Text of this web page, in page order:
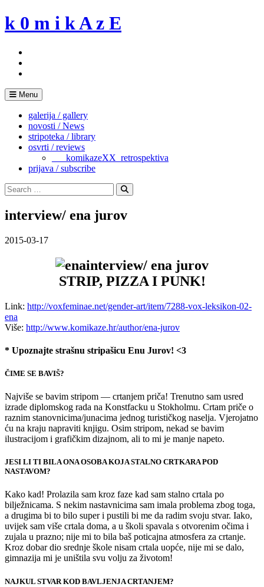
Skip
to
k 0 m i k A z E
Menu
galerija / gallery
novosti / News
stripoteka / library
osvrti / reviews
___komikazeXX_retrospektiva
prijava / subscribe
Search
for:
Search
interview/ ena jurov
2015-03-17
interview/ ena jurov
STRIP, PIZZA I PUNK!
Link: http://voxfeminae.net/gender-art/item/7288-vox-leksikon-02-
ena
Više: http://www.komikaze.hr/author/ena-jurov
* Upoznajte strašnu stripašicu Enu Jurov! <3
ČIME SE BAVIŠ?
Najviše se bavim stripom — crtanjem priča! Trenutno sam usred
izrade diplomskog rada na Konstfacku u Stokholmu. Crtam priče o
raznim stanovnicima/junacima jednog turističkog naselja. Vjerojatno
ću na kraju napraviti knjigu. Osim stripom, nekad se bavim
ilustracijom i grafičkim dizajnom, ali to mi je manje napeto.
JESI LI TI BILA ONA OSOBA KOJA STALNO CRTKARA POD
NASTAVOM?
Kako kad! Prolazila sam kroz faze kad sam stalno crtala po
bilježnicama. S nekim nastavnicima sam imala problema zbog toga,
a drugima bi to bilo super i pustili bi me da radim svoju stvar. Iako,
uvijek sam više crtala doma, a u školi spavala s otvorenim očima i
zujala u prazno; nije mi to bila baš poticajna atmosfera za crtanje.
Kroz dobar dio srednje škole nisam crtala uopće, nije mi se dalo,
gimnazija mi je uništila svu volju za životom!
NAJKUL STVAR KOD BAVLJENJA CRTANJEM?